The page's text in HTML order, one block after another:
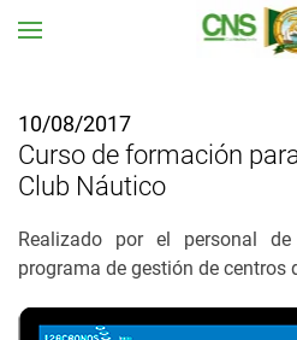
10/08/2017
Curso de formación
Club Náutico
Realizado por el personal
programa de gestión de centros